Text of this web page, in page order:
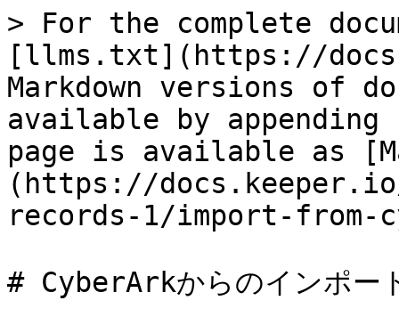
> For the complete
[llms.txt](https://
Markdown versions of
available by
page is available as
(https://
records-1/import-from-
# CyberArkからのインポー